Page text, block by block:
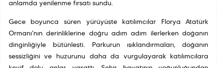
anlamda yenilenme fırsatı sundu.
Gece boyunca süren yürüyüşte katılımcılar Florya Atatürk
Ormanı'nın derinliklerine doğru adım adım ilerlerken doğanın
dinginliğiyle bütünleşti. Parkurun ışıklandırmaları, doğanın
sessizliğini ve huzurunu daha da vurgulayarak katılımcılara